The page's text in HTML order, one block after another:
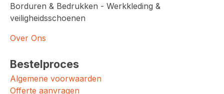
Borduren & Bedrukken - Werkkleding &
veiligheidsschoenen
Over Ons
Bestelproces
Algemene voorwaarden
Offerte aanvragen